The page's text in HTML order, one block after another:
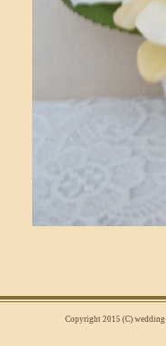
Copyright 2015 (C)